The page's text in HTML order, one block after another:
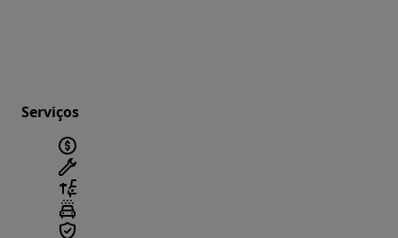
Serviços